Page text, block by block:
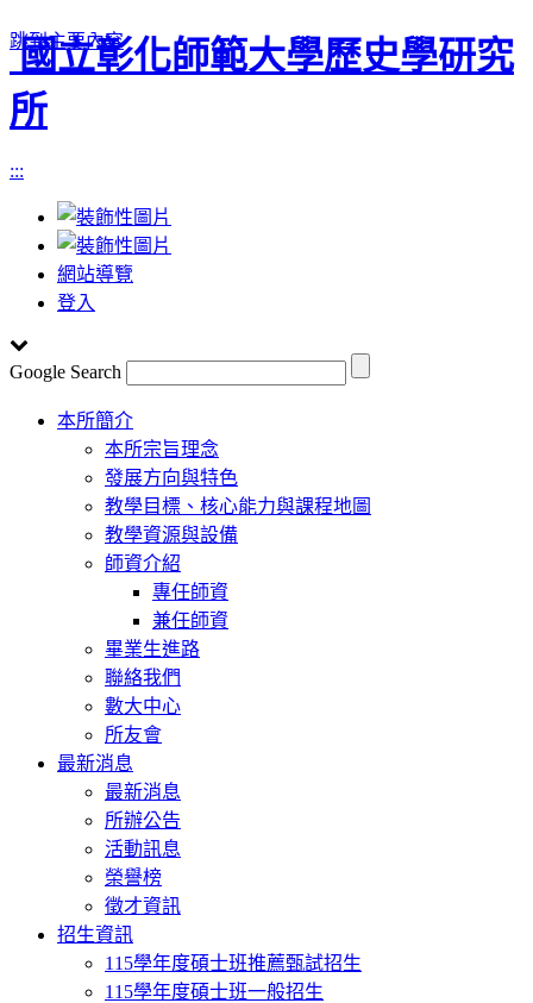
跳到主要內容
國立彰化師範大學歷史學研究
所
:::
網站導覽
登入
Google Search
Toggle
navigation
本所簡介
本所宗旨理念
發展方向與特色
教學目標、核心能力與課程地圖
教學資源與設備
師資介紹
專任師資
兼任師資
畢業生進路
聯絡我們
數大中心
所友會
最新消息
最新消息
所辦公告
活動訊息
榮譽榜
徵才資訊
招生資訊
115學年度碩士班推薦甄試招生
115學年度碩士班一般招生